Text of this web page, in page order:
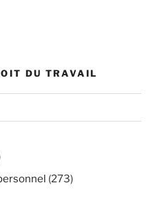
DU TRAVAIL
(273)